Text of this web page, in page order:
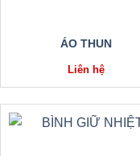
ÁO THUN
Liên hệ